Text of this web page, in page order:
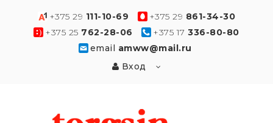
+375 29 111-10-69 +375 29 861-34-30
+375 25 762-28-06 +375 17 336-80-80
email amww@mail.ru
Вход